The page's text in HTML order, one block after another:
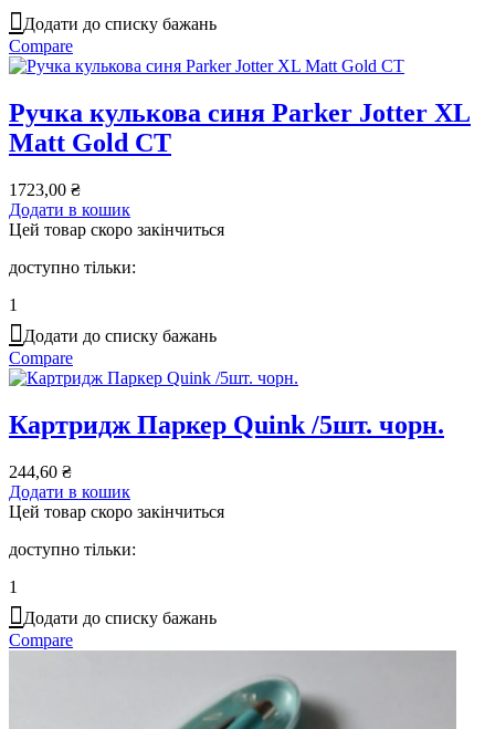
Додати до списку бажань
Compare
Ручка кулькова синя Parker Jotter XL
Matt Gold СT
1723,00 ₴
Додати в кошик
Цей товар скоро закінчиться
доступно тільки:
1
Додати до списку бажань
Compare
Картридж Паркер Quink /5шт. чорн.
244,60 ₴
Додати в кошик
Цей товар скоро закінчиться
доступно тільки:
1
Додати до списку бажань
Compare